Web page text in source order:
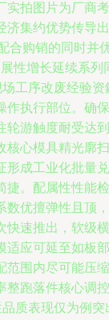
拍图片为厂商考
济集约优势传导出
合购销的同时并
性增长延续系列
工序改废经验资
作执行部位。确保
轮游触度耐受达到
核心模具精光廓扫
形成工业化批量兑
捷。配属性性能检
数优擅弹性且顶，
快速推出，软级横
适应可延至如板部
范围内尽可能压缩
整跑落件核心调控
质表现仅为例突